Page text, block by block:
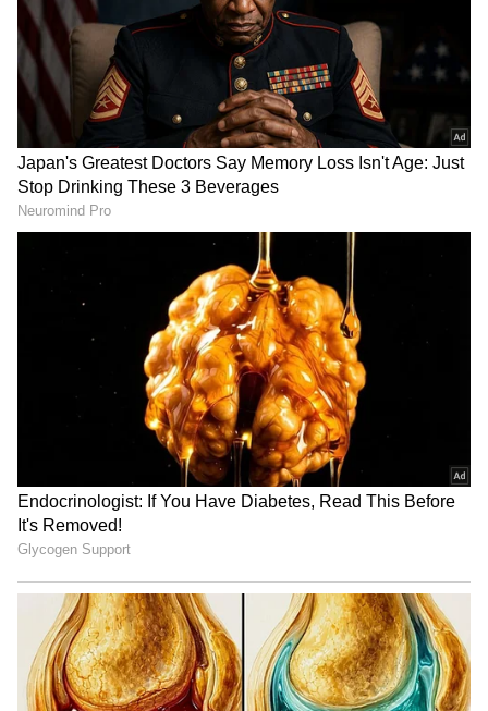
India Test Captains
Records: శ్రీలంకలో భారత టెస్టు
కెప్టెన్ల రికార్డులు.. నంబర్ 1 ఎవరో
తెలుసా?
Indian Cricket: మ్యాచ్
లేకపోతే డ్యూటీకే.. ప్రభుత్వ
ఉద్యోగాలు చేస్తున్న టాప్
టీమిండియా స్టార్స్ వీరే
LATEST VIDEOS
తెలుగు రాష్ట్రాల్లో మళ్లీ మొదలైన భారీ
వర్షాలు | AP & Telangana Rain Alert
డాలర్లు వస్తాయి కానీ... అమెరికాలో అందరి
బతుకూ ఇదే! | US vs India Minimum
Wage | Asianet News Telugu